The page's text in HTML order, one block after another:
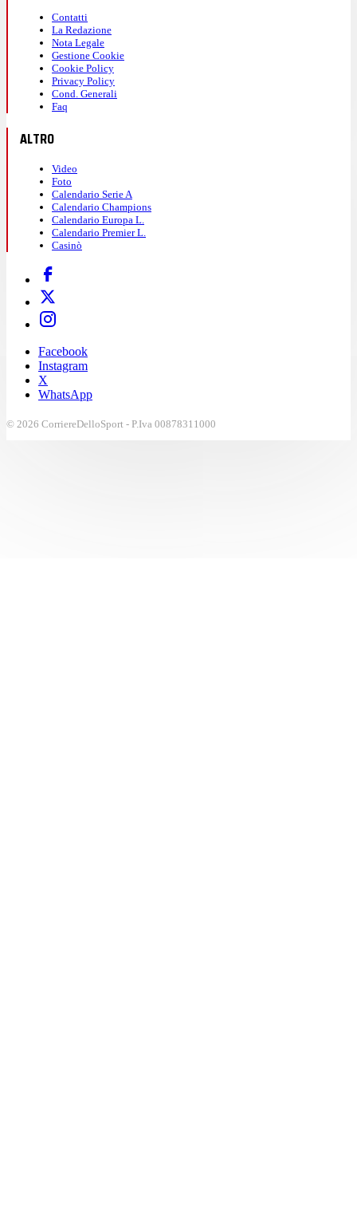
Contatti
La Redazione
Nota Legale
Gestione Cookie
Cookie Policy
Privacy Policy
Cond. Generali
Faq
ALTRO
Video
Foto
Calendario Serie A
Calendario Champions
Calendario Europa L.
Calendario Premier L.
Casinò
Facebook
Instagram
X
WhatsApp
© 2026 CorriereDelloSport - P.Iva 00878311000